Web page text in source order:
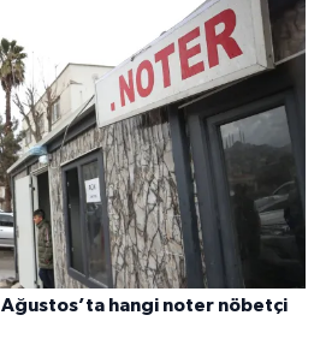
Ağustos’ta hangi noter nöbetçi